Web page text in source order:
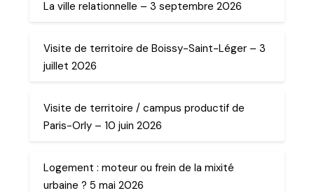
La ville relationnelle – 3 septembre 2026
Visite de territoire de Boissy-Saint-Léger – 3
juillet 2026
Visite de territoire / campus productif de
Paris-Orly – 10 juin 2026
Logement : moteur ou frein de la mixité
urbaine ? 5 mai 2026